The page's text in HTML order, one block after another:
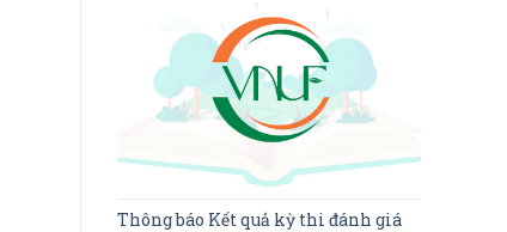
Thông báo Kết quả kỳ thi đánh giá